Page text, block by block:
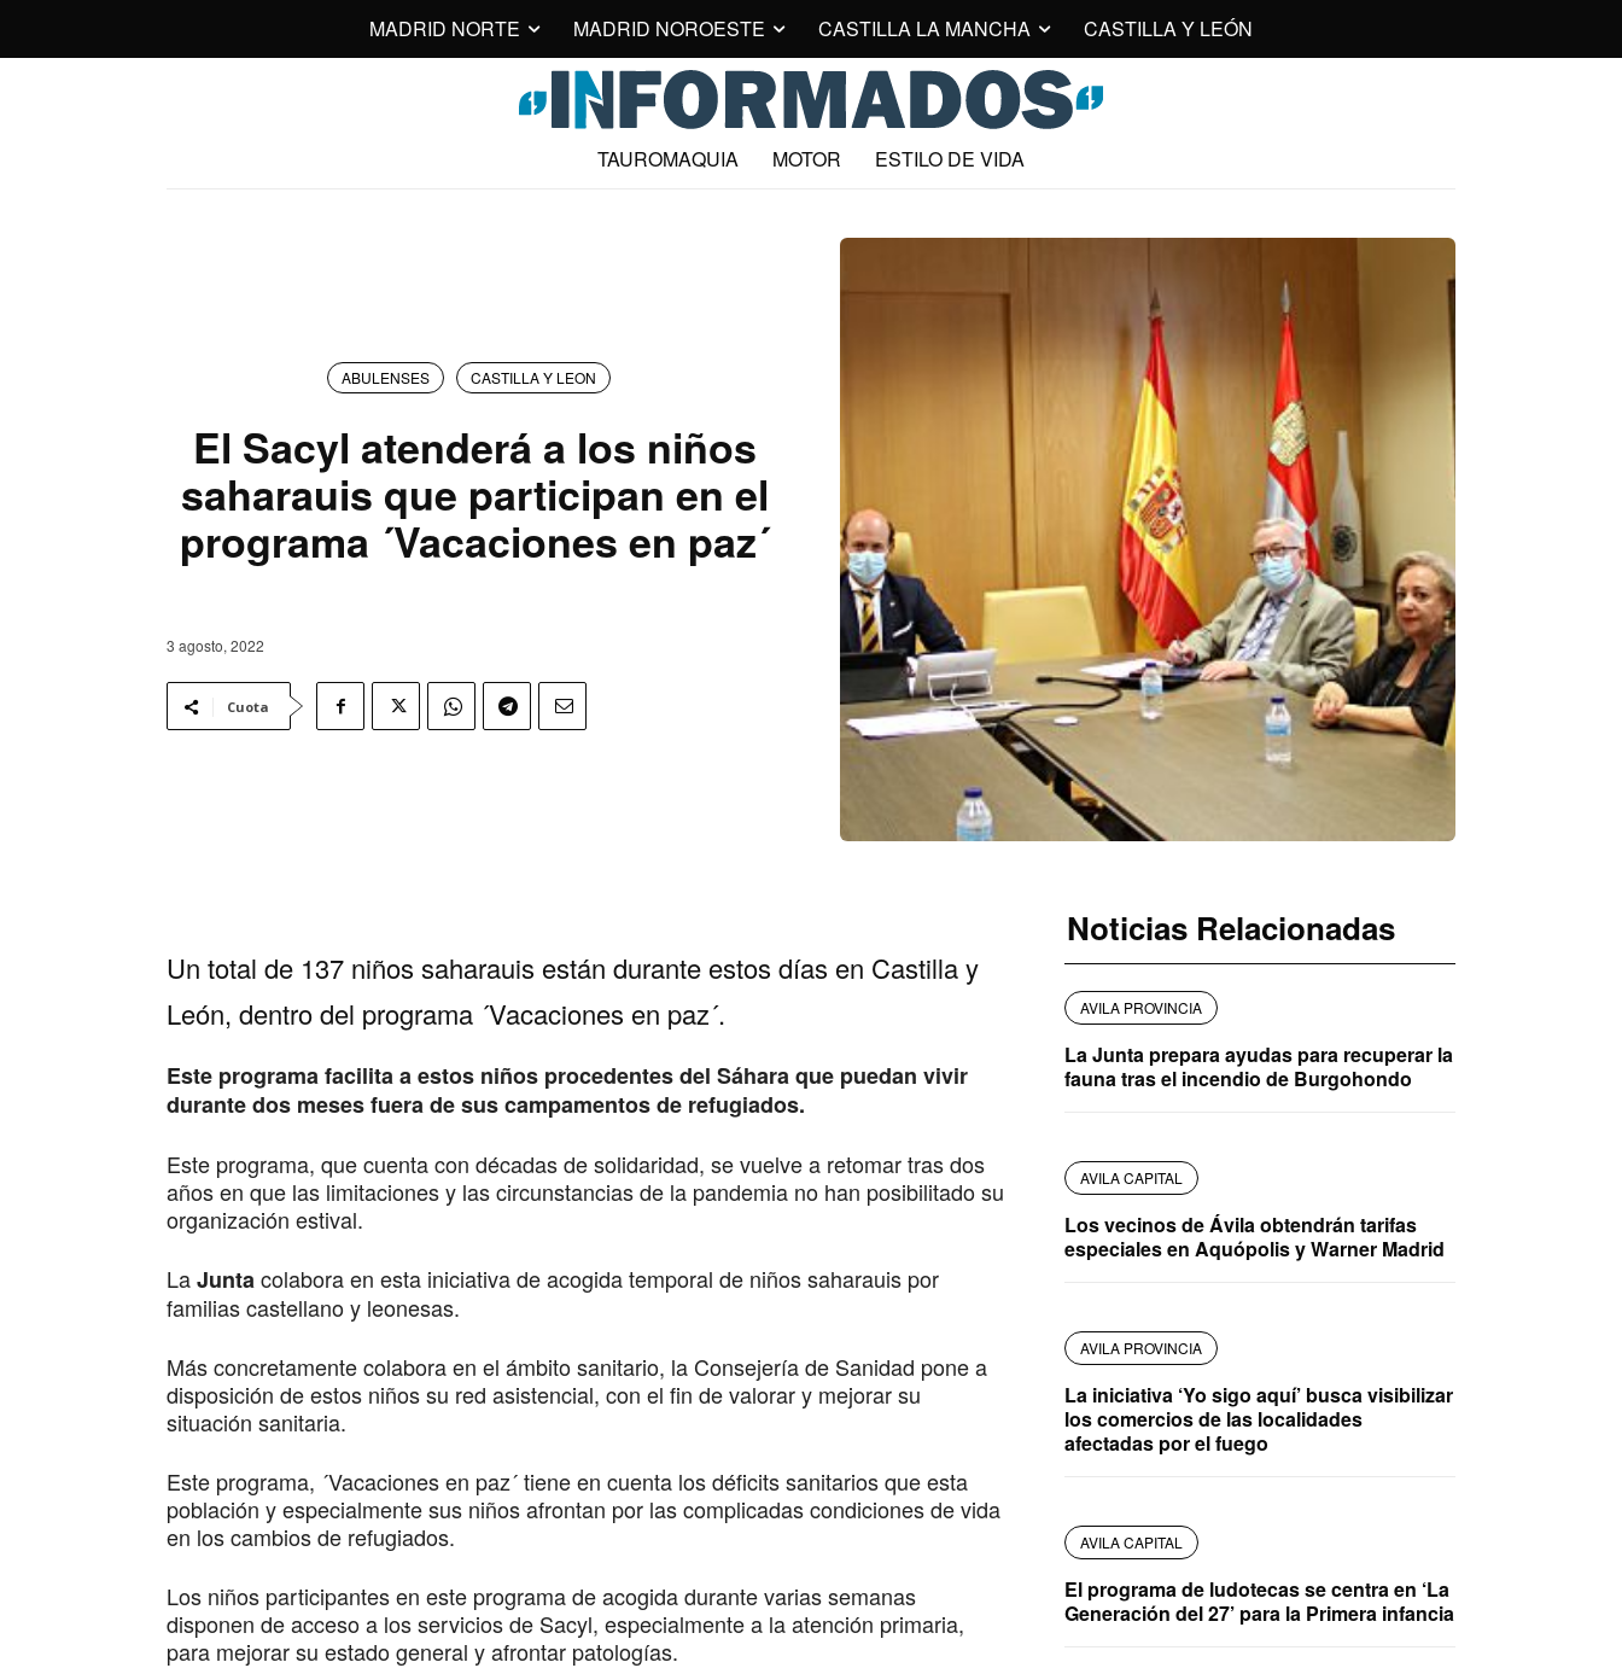
MADRID NORTE MADRID NOROESTE CASTILLA LA MANCHA CASTILLA Y LEÓN
TAUROMAQUIA MOTOR ESTILO DE VIDA
ABULENSES CASTILLA Y LEON
El Sacyl atenderá a los niños
saharauis que participan en el
programa ´Vacaciones en paz´
3 agosto, 2022
Cuota
Un total de 137 niños saharauis están durante estos días en Castilla y
León, dentro del programa ´Vacaciones en paz´.
Este programa facilita a estos niños procedentes del Sáhara que puedan vivir
durante dos meses fuera de sus campamentos de refugiados.
Este programa, que cuenta con décadas de solidaridad, se vuelve a retomar tras dos
años en que las limitaciones y las circunstancias de la pandemia no han posibilitado su
organización estival.
LaJuntacolabora en esta iniciativa de acogida temporal de niños saharauis por
familias castellano y leonesas.
Más concretamente colabora en el ámbito sanitario, la Consejería de Sanidad pone a
disposición de estos niños su red asistencial, con el fin de valorar y mejorar su
situación sanitaria.
Este programa, ´Vacaciones en paz´ tiene en cuenta los déficits sanitarios que esta
población y especialmente sus niños afrontan por las complicadas condiciones de vida
en los cambios de refugiados.
Los niños participantes en este programa de acogida durante varias semanas
disponen de acceso a los servicios de Sacyl, especialmente a la atención primaria,
para mejorar su estado general y afrontar patologías.
Noticias Relacionadas
AVILA PROVINCIA
La Junta prepara ayudas para recuperar la
fauna tras el incendio de Burgohondo
AVILA CAPITAL
Los vecinos de Ávila obtendrán tarifas
especiales en Aquópolis y Warner Madrid
AVILA PROVINCIA
La iniciativa ‘Yo sigo aquí’ busca visibilizar
los comercios de las localidades
afectadas por el fuego
AVILA CAPITAL
El programa de ludotecas se centra en ‘La
Generación del 27’ para la Primera infancia